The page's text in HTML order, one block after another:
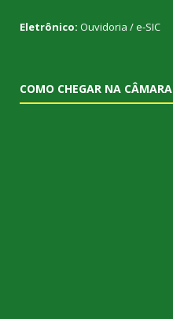
Eletrônico: Ouvidoria /e-SIC
COMO CHEGAR NA CÂMARA